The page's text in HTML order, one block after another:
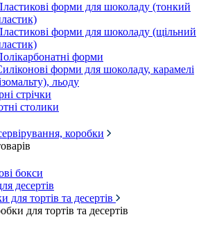
форми для шоколаду (тонкий
форми для шоколаду (щільний
форми
форми для шоколаду, карамелі
льоду
стрічки
столики
коробки
бокси
десертів
для тортів та десертів
для тортів та десертів